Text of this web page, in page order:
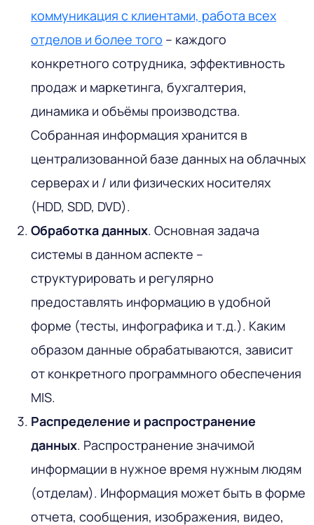
коммуникация с клиентами, работа всех
отделов и более того – каждого
конкретного сотрудника, эффективность
продаж и маркетинга, бухгалтерия,
динамика и объёмы производства.
Собранная информация хранится в
централизованной базе данных на облачных
серверах и / или физических носителях
(HDD, SDD, DVD).
Обработка данных. Основная задача
системы в данном аспекте –
структурировать и регулярно
предоставлять информацию в удобной
форме (тесты, инфографика и т.д.). Каким
образом данные обрабатываются, зависит
от конкретного программного обеспечения
MIS.
Распределение и распространение
данных. Распространение значимой
информации в нужное время нужным людям
(отделам). Информация может быть в форме
отчета, сообщения, изображения, видео,